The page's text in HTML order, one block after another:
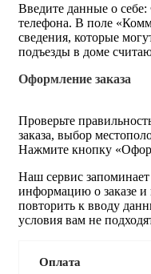
Введите данные о
телефона. В поле
сведения, которые
подъезды в доме
Оформление заказа
Проверьте
заказа, выбор
Нажмите кнопку
Наш сервис
информацию о заказе
повторить к вводу
условия вам не
Оплата